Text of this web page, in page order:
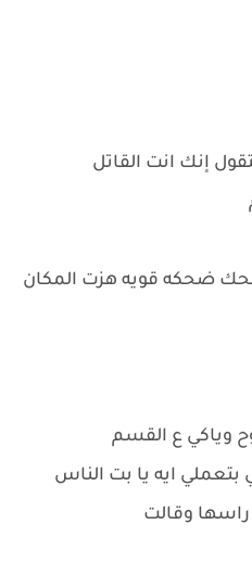
إنك انت القاتل
ضحكه قويه هزت المكان
وياكي ع القسم
ايه يا بت الناس
راسها وقالت